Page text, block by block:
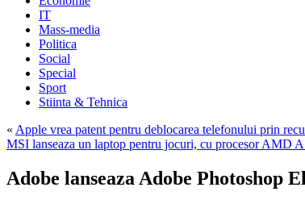
IT
Mass-media
Politica
Social
Special
Sport
Stiinta & Tehnica
« Apple vrea patent pentru deblocarea telefonului prin
MSI lanseaza un laptop pentru jocuri, cu procesor AMD
Adobe lanseaza Adobe Photoshop